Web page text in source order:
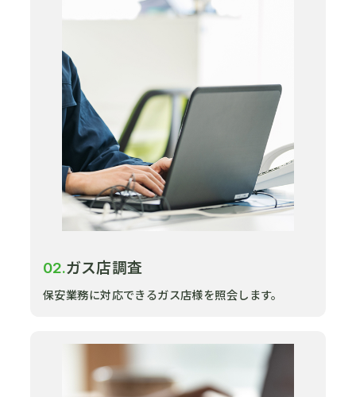
02.ガス店調査
保安業務に対応できるガス店様を照会します。